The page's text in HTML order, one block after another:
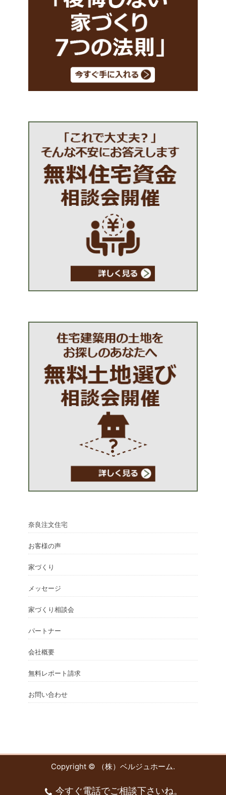
奈良注文住宅
お客様の声
家づくり
メッセージ
家づくり相談会
パートナー
会社概要
無料レポート請求
お問い合わせ
Copyright © （株）ベルジュホーム.
今すぐ電話でご相談下さいね。